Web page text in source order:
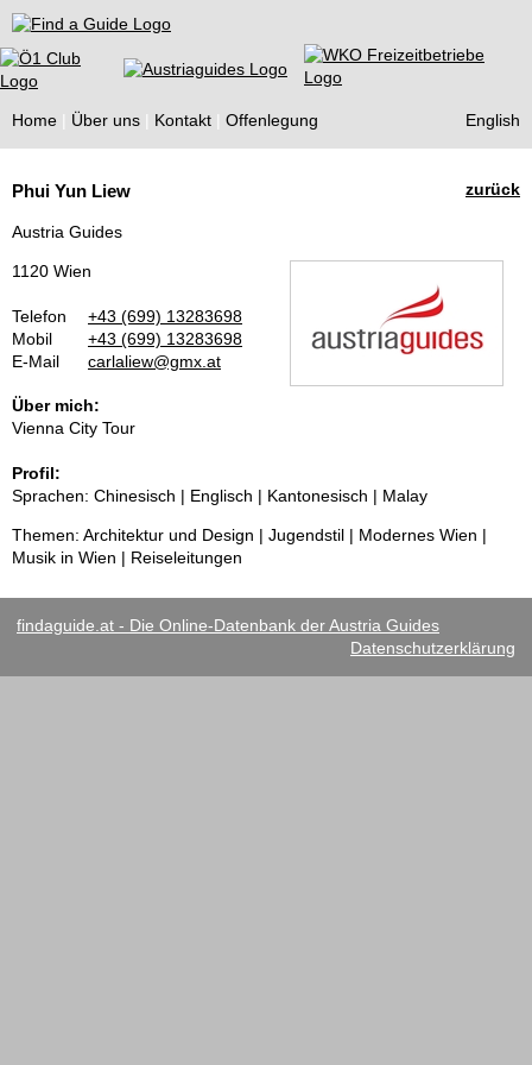
Find a Guide
Home Über uns Kontakt Offenlegung English
Guides
zurück
Phui Yun Liew
Austria Guides
1120 Wien
Telefon
+43 (699) 13283698
Mobil
+43 (699) 13283698
E-Mail
carlaliew@gmx.at
Über mich:
Vienna City Tour
Profil:
Sprachen: Chinesisch | Englisch | Kantonesisch | Malay
Themen: Architektur und Design | Jugendstil | Modernes Wien |
Musik in Wien | Reiseleitungen
findaguide.at - Die Online-Datenbank der Austria Guides
Datenschutzerklärung